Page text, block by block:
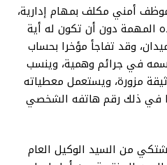
أمني مكلف بمهام إدارية،
دون أن تكون له أية
وقد تفاجأ مؤخرا بحساب
في جرائم وهمية، وينسب
مزورة، ويستعمل معطياته
في ذلك رقم هاتفه الشخصي
من السيد الوكيل العام